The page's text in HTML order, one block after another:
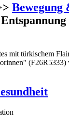
Bewegung
mit türkischem
(F26R5333)